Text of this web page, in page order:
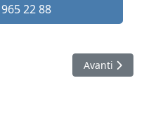
22 88
Moiariello Articolo
Avanti